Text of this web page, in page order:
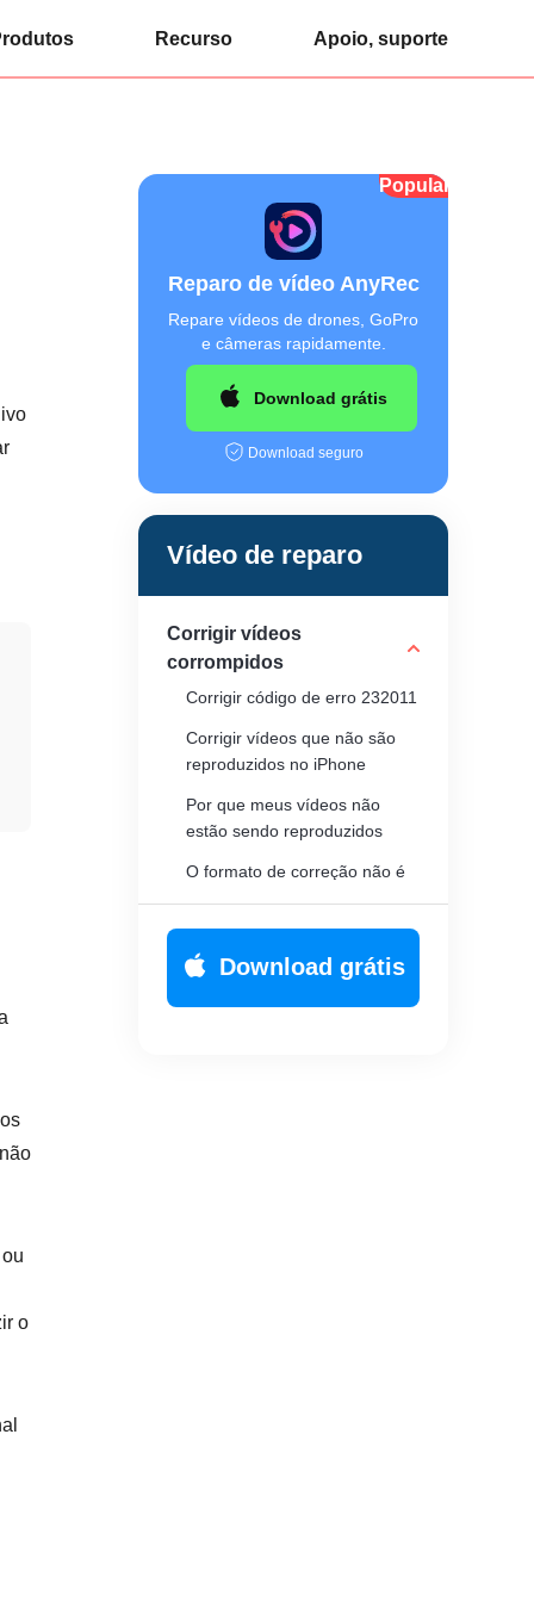
Recurso Apoio, suporte
Popular
Reparo de vídeo AnyRec
Repare vídeos de drones, GoPro
e câmeras rapidamente.
Download grátis
Download seguro
Vídeo de reparo
Corrigir vídeos
corrompidos
Corrigir código de erro 232011
Corrigir vídeos que não são
reproduzidos no iPhone
Por que meus vídeos não
estão sendo reproduzidos
O formato de correção não é
Download grátis
o